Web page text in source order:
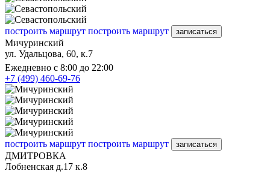
построить маршрут построить маршрут записаться
Мичуринский
ул. Удальцова, 60, к.7
Ежедневно с 8:00 до 22:00
+7 (499) 460-69-76
построить маршрут построить маршрут записаться
ДМИТРОВКА
Лобненская д.17 к.8